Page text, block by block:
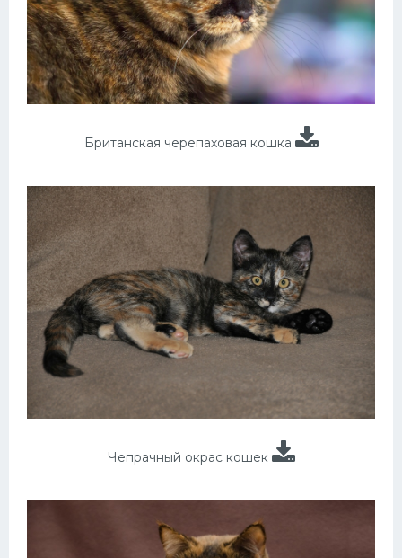
Британская черепаховая кошка
Чепрачный окрас кошек